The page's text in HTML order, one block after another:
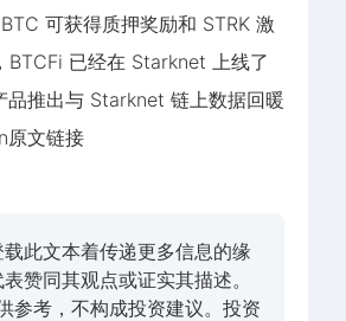
可获得质押奖励和 STRK 激
BTCFi 已经在 Starknet 上线了
品推出与 Starknet 链上数据回暖
原文链接
此文本着传递更多信息的缘
赞同其观点或证实其描述。
参考，不构成投资建议。投资